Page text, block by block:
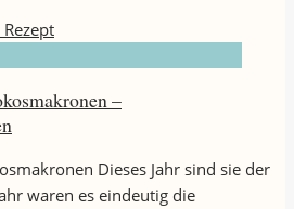
–
Dieses Jahr sind sie der
waren es eindeutig die